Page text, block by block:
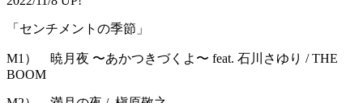
「センチメントの季節」
M1） 暁月夜 〜あかつきづくよ〜 feat. 石川さゆり / THE
BOOM